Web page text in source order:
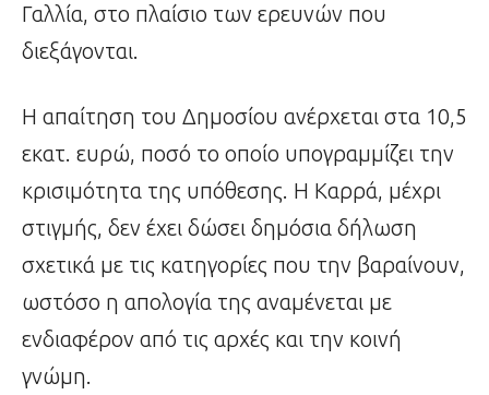
Γαλλία, στο πλαίσιο των ερευνών που
διεξάγονται.
Η απαίτηση του Δημοσίου ανέρχεται στα 10,5
εκατ. ευρώ, ποσό το οποίο υπογραμμίζει την
κρισιμότητα της υπόθεσης. Η Καρρά, μέχρι
στιγμής, δεν έχει δώσει δημόσια δήλωση
σχετικά με τις κατηγορίες που την βαραίνουν,
ωστόσο η απολογία της αναμένεται με
ενδιαφέρον από τις αρχές και την κοινή
γνώμη.